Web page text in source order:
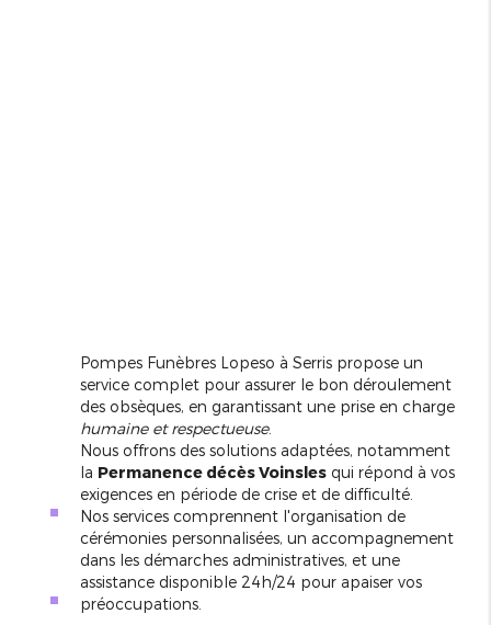
Pompes Funèbres Lopeso à Serris propose un
service complet pour assurer le bon déroulement
des obsèques, en garantissant une prise en charge
humaine et respectueuse.
Nous offrons des solutions adaptées, notamment
la Permanence décès Voinslesqui répond à vos
exigences en période de crise et de difficulté.
Nos services comprennent l'organisation de
cérémonies personnalisées, un accompagnement
dans les démarches administratives, et une
assistance disponible 24h/24 pour apaiser vos
préoccupations.